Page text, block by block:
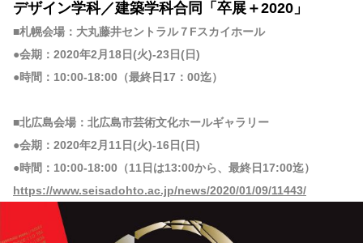
デザイン学科／建築学科合同「卒展＋2020」
■札幌会場：大丸藤井セントラル７Fスカイホール
●会期：2020年2月18日(火)-23日(日)
●時間：10:00-18:00（最終日17：00迄）
■北広島会場：北広島市芸術文化ホールギャラリー
●会期：2020年2月11日(火)-16日(日)
●時間：10:00-18:00（11日は13:00から、最終日17:00迄）
https://www.seisadohto.ac.jp/news/2020/01/09/11443/